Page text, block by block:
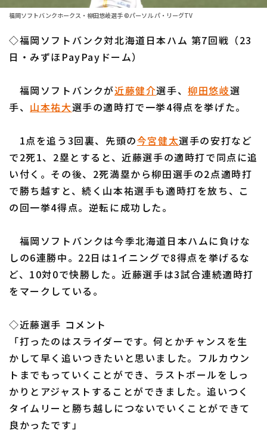
ファーム東地区
ファーム西地区
選手名鑑トップ
北海道日本ハムファイターズ
東北楽天ゴールデンイーグルス
埼玉西武ライオンズ
オリックス・バファローズ
福岡ソフトバンクホークス
ニュース
設定
利用規約 プライバシーポリシー
運営会社（別ウィンドウで開く） よくある質問
特定商取引法の表示 （別ウィンドウで開く
福岡ソフトバンクホークス・柳田悠岐選手 ©パーソル パ・リーグTV
◇福岡ソフトバンク対北海道日本ハム 第7回戦（23
日・みずほPayPayドーム）
福岡ソフトバンクが近藤健介選手、柳田悠岐選
手、 山本祐大選手の適時打で一挙4得点を挙げた。
1点を追う3回裏、先頭の今宮健太選手の安打など
で2死1、2塁とすると、近藤選手の適時打で同点に追
い付く。その後、2死満塁から柳田選手の2点適時打
で勝ち越すと、続く山本祐選手も適時打を放ち、こ
の回一挙4得点。逆転に成功した。
福岡ソフトバンクは今季北海道日本ハムに負けな
しの6連勝中。22日は1イニングで8得点を挙げるな
ど、10対0で快勝した。近藤選手は3試合連続適時打
をマークしている。
◇近藤選手 コメント
「打ったのはスライダーです。何とかチャンスを生
かして早く追いつきたいと思いました。フルカウン
トまでもっていくことができ、ラストボールをしっ
かりとアジャストすることができました。追いつく
タイムリーと勝ち越しにつないでいくことができて
良かったです」